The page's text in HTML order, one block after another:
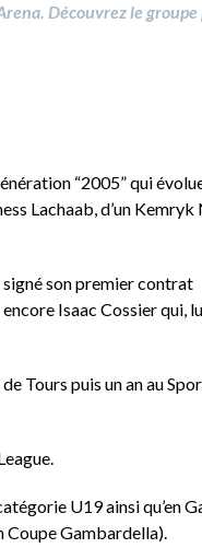
Découvrez le groupe
“2005” qui
Lachaab, d’un Kemryk
signé son premier contrat
Isaac Cossier qui,
Tours puis un an au
U19 ainsi qu’en
Coupe Gambardella).